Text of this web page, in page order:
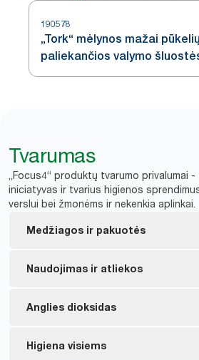
190578
„Tork“ mėlynos mažai pūkelių
paliekančios valymo
W4
Tvarumas
„Focus4“ produktų tvarumo privalumai -
iniciatyvas ir tvarius higienos
verslui bei žmonėms ir nekenkia aplinkai.
Medžiagos ir pakuotės
„FSC®“ sertifikuoti užpildai –
Vidinė pakuotė gaminama iš
Naudojimas ir atliekos
Šluostes galima naudoti
Tirpiklių naudojimą sumažina iki 40
Anglies dioksidas
Nuo 2011 m. mes 28 %
Higiena visiems